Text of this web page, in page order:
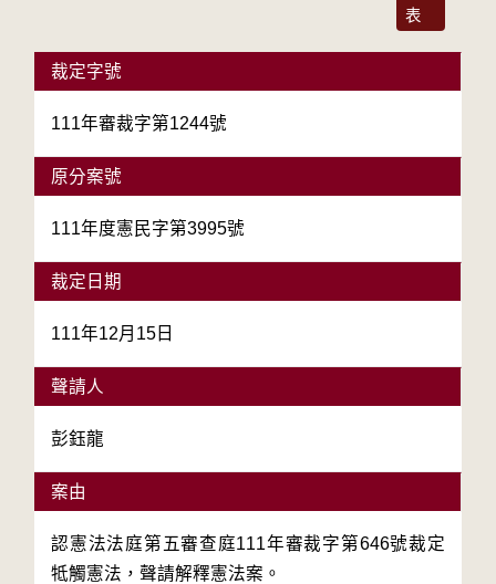
表
裁定字號
111年審裁字第1244號
原分案號
111年度憲民字第3995號
裁定日期
111年12月15日
聲請人
彭鈺龍
案由
認憲法法庭第五審查庭111年審裁字第646號裁定
牴觸憲法，聲請解釋憲法案。